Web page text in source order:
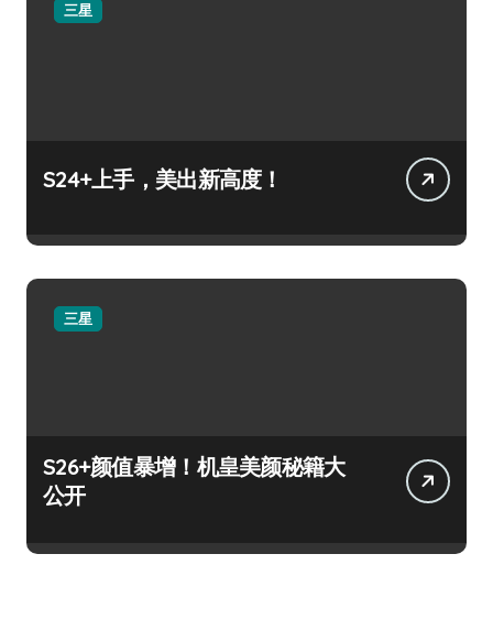
三星
S24+上手，美出新高度！
三星
S26+颜值暴增！机皇美颜秘籍大
公开